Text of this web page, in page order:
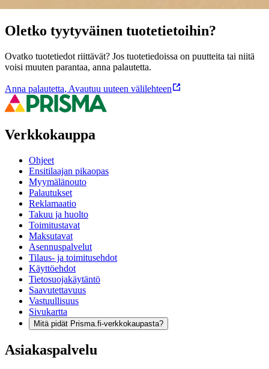
Oletko tyytyväinen tuotetietoihin?
Ovatko tuotetiedot riittävät? Jos tuotetiedoissa on puutteita tai niitä
voisi muuten parantaa, anna palautetta.
Anna palautetta, Avautuu uuteen välilehteen
Verkkokauppa
Ohjeet
Ensitilaajan pikaopas
Myymälänouto
Palautukset
Reklamaatio
Takuu ja huolto
Toimitustavat
Maksutavat
Asennuspalvelut
Tilaus- ja toimitusehdot
Käyttöehdot
Tietosuojakäytäntö
Saavutettavuus
Vastuullisuus
Sivukartta
Mitä pidät Prisma.fi-verkkokaupasta?
Asiakaspalvelu